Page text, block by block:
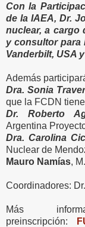
Con la
de la IAEA, Dr.
nuclear, a cargo
y consultor para
Vanderbilt, USA
Además
Dra. Sonia
que la FCDN
Dr. Roberto
Argentina
Dra. Carolina
Nuclear de
Mauro Namías,
Coordinadores:
Más
preinscripción: